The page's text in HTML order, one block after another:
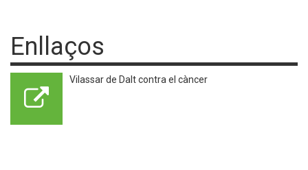
Enllaços
Vilassar de Dalt contra el càncer